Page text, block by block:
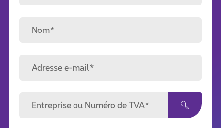
Nom*
Adresse e-mail*
Entreprise ou Numéro de TVA*